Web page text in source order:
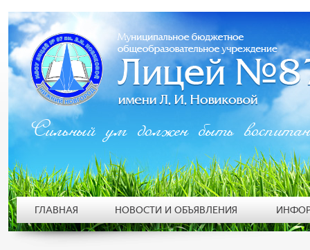
Сильный ум должен быть
ГЛАВНАЯ НОВОСТИ И ОБЪЯВЛЕНИЯ